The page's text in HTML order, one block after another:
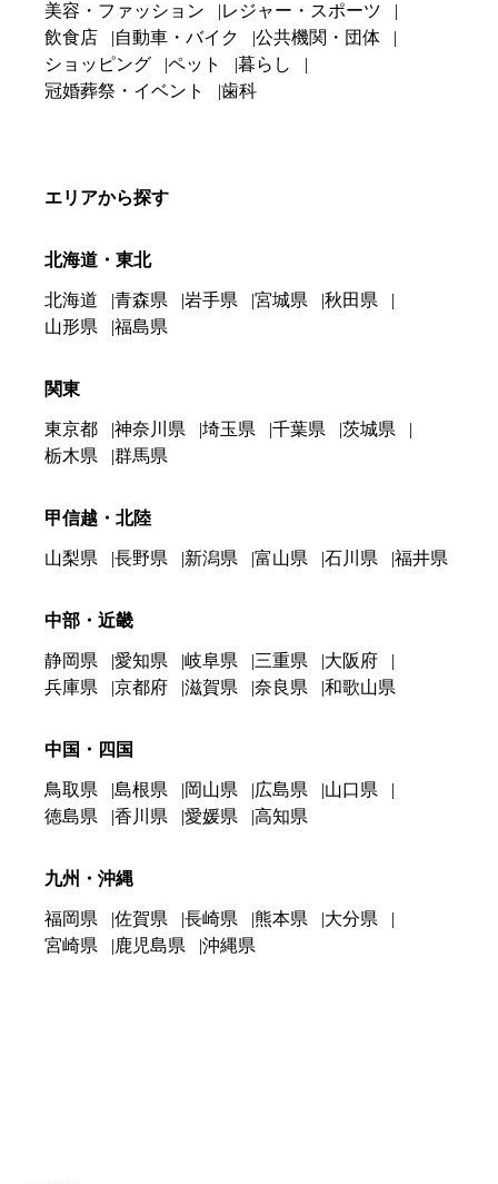
美容・ファッション
レジャー・スポーツ
飲食店
自動車・バイク
公共機関・団体
ショッピング
ペット
暮らし
冠婚葬祭・イベント
歯科
エリアから探す
北海道・東北
北海道 青森県 岩手県 宮城県
秋田県
山形県
福島県
関東
東京都 神奈川県 埼玉県 千葉県
茨城県
栃木県
群馬県
甲信越・北陸
山梨県 長野県 新潟県 富山県 石川県 福井県
中部・近畿
静岡県 愛知県 岐阜県 三重県
大阪府
兵庫県
京都府 滋賀県 奈良県 和歌山県
中国・四国
鳥取県 島根県 岡山県 広島県
山口県
徳島県
香川県 愛媛県 高知県
九州・沖縄
福岡県 佐賀県 長崎県 熊本県
大分県
宮崎県
鹿児島県 沖縄県